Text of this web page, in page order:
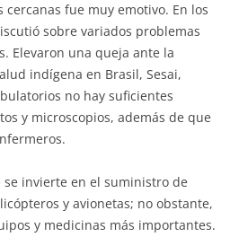
cercanas fue muy emotivo. En los
sobre variados problemas
Elevaron una queja ante la
indígena en Brasil, Sesai,
no hay suficientes
y microscopios, además de que
se invierte en el suministro de
y avionetas; no obstante,
y medicinas más importantes.